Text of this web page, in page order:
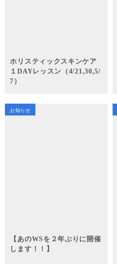
ホリスティックスキンケア
１DAYレッスン（4/21,30,5/
7）
お知らせ
【あのWSを２年ぶりに開催
します！！】